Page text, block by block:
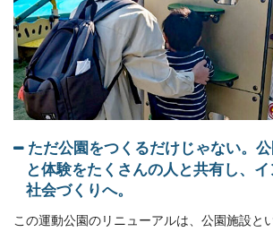
ただ公園をつくるだけじゃない。
と体験をたくさんの人と共有し、
社会づくりへ。
この運動公園のリニューアルは、公園施設と